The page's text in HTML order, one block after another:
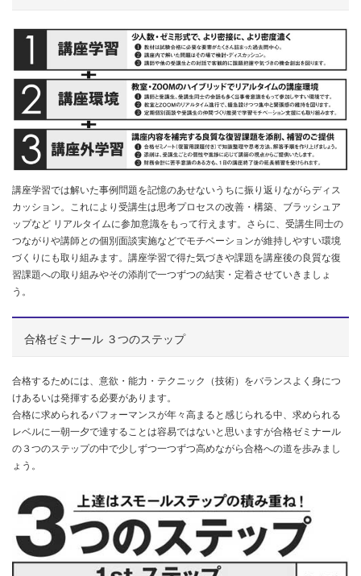
講座学習では解いた事例問題を記憶のあせないうちに振り返りながらディス
カッション。これにより受講生は思考プロセスの改善・構築、ブラッシュア
ップなど リアルタイムに参加意識をもって行えます。さらに、受講生同士の
つながりや講師との個別面談実施などでモチベーションが維持しやすい環境
づくりにも取り組みます。講座学習で得た気づきや課題を講座後の良質な復
習課題への取り組みやその添削で一つずつの結実・定着させていきましょ
う。
合格ゼミナール ３つのステップ
合格するためには、意欲・能力・テクニック（技術）をバランスよく身につ
けあるいは発揮する必要があります。
合格に求められるパフォーマンスが年々高まると感じられる中、求められる
レベルに一朝一夕で達することは容易ではないと思いますが合格ゼミナール
の３つのステップの中で少しずつ一つずつ高めながら合格への道を歩みまし
ょう。